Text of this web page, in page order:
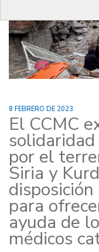
8 FEBRERO DE 2023
El CCMC
por el
Siria y
para
ayuda de
médicos